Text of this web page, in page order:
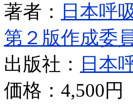
著者：
日本呼
第２版作成委
出版社：
日本
価格： 4,500円